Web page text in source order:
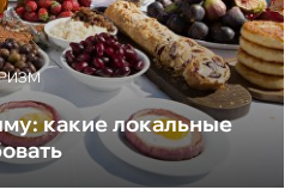
какие локальные